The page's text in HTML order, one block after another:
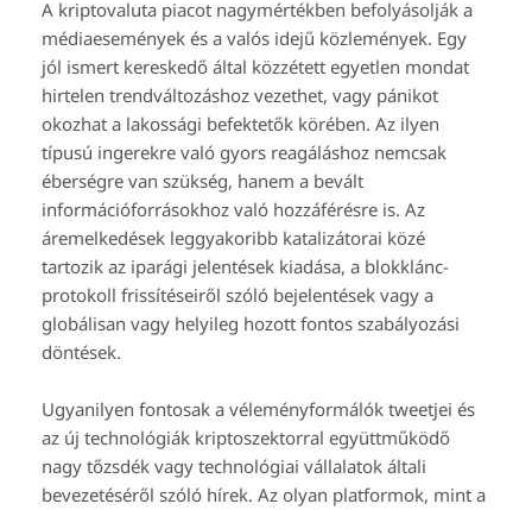
A kriptovaluta piacot nagymértékben befolyásolják a
médiaesemények és a valós idejű közlemények. Egy
jól ismert kereskedő által közzétett egyetlen mondat
hirtelen trendváltozáshoz vezethet, vagy pánikot
okozhat a lakossági befektetők körében. Az ilyen
típusú ingerekre való gyors reagáláshoz nemcsak
éberségre van szükség, hanem a bevált
információforrásokhoz való hozzáférésre is. Az
áremelkedések leggyakoribb katalizátorai közé
tartozik az iparági jelentések kiadása, a blokklánc-
protokoll frissítéseiről szóló bejelentések vagy a
globálisan vagy helyileg hozott fontos szabályozási
döntések.
Ugyanilyen fontosak a véleményformálók tweetjei és
az új technológiák kriptoszektorral együttműködő
nagy tőzsdék vagy technológiai vállalatok általi
bevezetéséről szóló hírek. Az olyan platformok, mint a